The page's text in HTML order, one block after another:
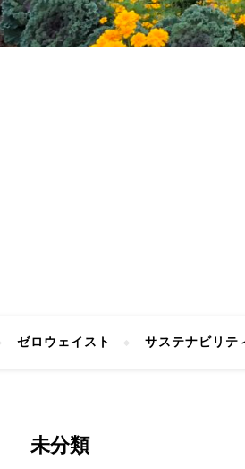
ゼロウェイスト サステナビリテ
未分類